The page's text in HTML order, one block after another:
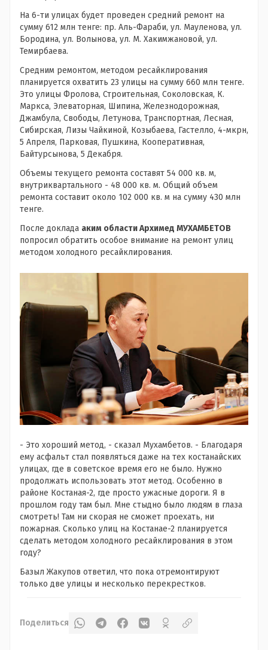
На 6-ти улицах будет проведен средний ремонт на
сумму 612 млн тенге: пр. Аль-Фараби, ул. Мауленова, ул.
Бородина, ул. Волынова, ул. М. Хакимжановой, ул.
Темирбаева.
Средним ремонтом, методом ресайклирования
планируется охватить 23 улицы на сумму 660 млн тенге.
Это улицы Фролова, Строительная, Соколовская, К.
Маркса, Элеваторная, Шипина, Железнодорожная,
Джамбула, Свободы, Летунова, Транспортная, Лесная,
Сибирская, Лизы Чайкиной, Козыбаева, Гастелло, 4-мкрн,
5 Апреля, Парковая, Пушкина, Кооперативная,
Байтурсынова, 5 Декабря.
Объемы текущего ремонта составят 54 000 кв. м,
внутриквартального - 48 000 кв. м. Общий объем
ремонта составит около 102 000 кв. м на сумму 430 млн
тенге.
После доклада аким области Архимед МУХАМБЕТОВ
попросил обратить особое внимание на ремонт улиц
методом холодного ресайклирования.
- Это хороший метод, - сказал Мухамбетов. - Благодаря
ему асфальт стал появляться даже на тех костанайских
улицах, где в советское время его не было. Нужно
продолжать использовать этот метод. Особенно в
районе Костаная-2, где просто ужасные дороги. Я в
прошлом году там был. Мне стыдно было людям в глаза
смотреть! Там ни скорая не сможет проехать, ни
пожарная. Сколько улиц на Костанае-2 планируется
сделать методом холодного ресайклирования в этом
году?
Базыл Жакупов ответил, что пока отремонтируют
только две улицы и несколько перекрестков.
Поделиться